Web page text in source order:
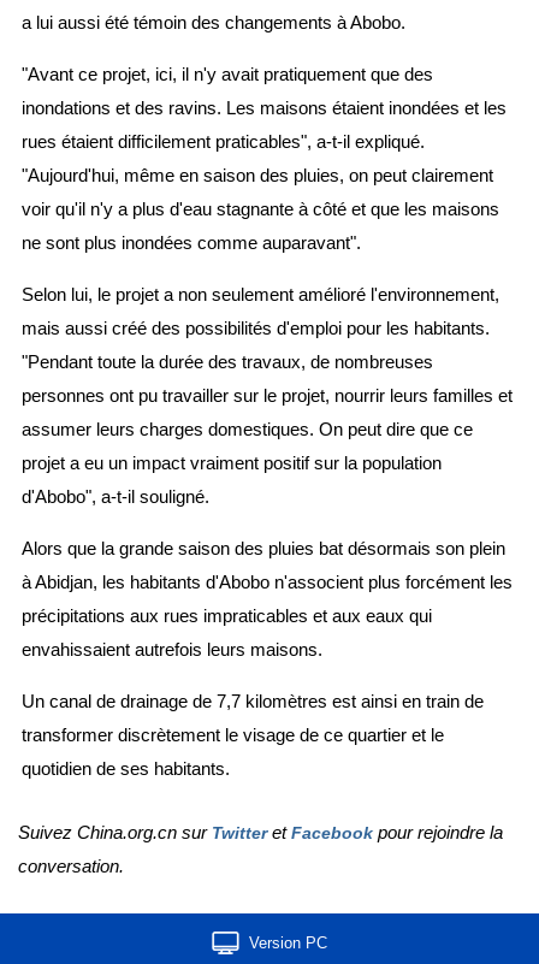
a lui aussi été témoin des changements à Abobo.
"Avant ce projet, ici, il n'y avait pratiquement que des
inondations et des ravins. Les maisons étaient inondées et les
rues étaient difficilement praticables", a-t-il expliqué.
"Aujourd'hui, même en saison des pluies, on peut clairement
voir qu'il n'y a plus d'eau stagnante à côté et que les maisons
ne sont plus inondées comme auparavant".
Selon lui, le projet a non seulement amélioré l'environnement,
mais aussi créé des possibilités d'emploi pour les habitants.
"Pendant toute la durée des travaux, de nombreuses
personnes ont pu travailler sur le projet, nourrir leurs familles et
assumer leurs charges domestiques. On peut dire que ce
projet a eu un impact vraiment positif sur la population
d'Abobo", a-t-il souligné.
Alors que la grande saison des pluies bat désormais son plein
à Abidjan, les habitants d'Abobo n'associent plus forcément les
précipitations aux rues impraticables et aux eaux qui
envahissaient autrefois leurs maisons.
Un canal de drainage de 7,7 kilomètres est ainsi en train de
transformer discrètement le visage de ce quartier et le
quotidien de ses habitants.
Suivez China.org.cn sur Twitter etFacebook pour rejoindre la
conversation.
Version PC